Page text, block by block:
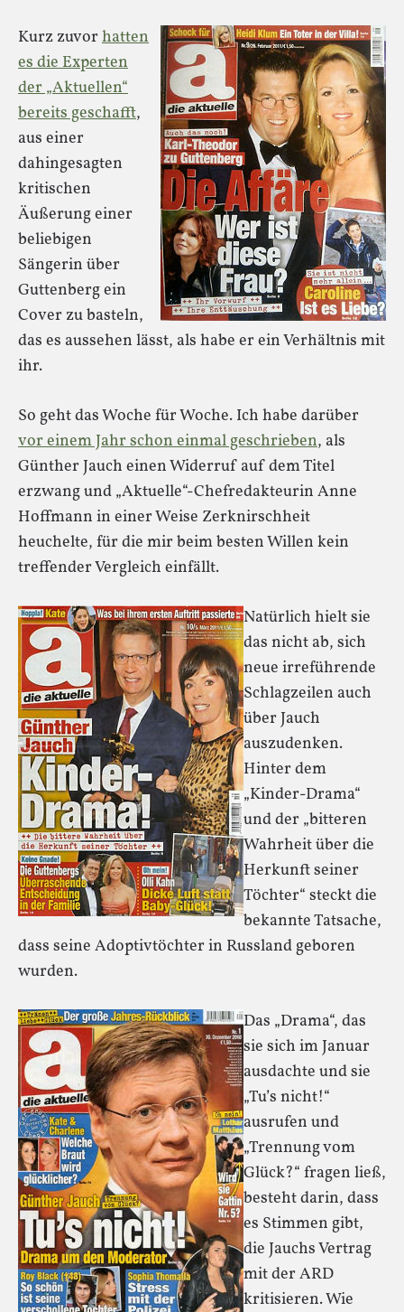
Kurz zuvor hatten
es die Experten
der „Aktuellen“
bereits geschafft,
aus einer
dahingesagten
kritischen
Äußerung einer
beliebigen
Sängerin über
Guttenberg ein
Cover zu basteln,
das es aussehen lässt, als habe er ein Verhältnis mit
ihr.
So geht das Woche für Woche. Ich habe darüber
vor einem Jahr schon einmal geschrieben, als
Günther Jauch einen Widerruf auf dem Titel
erzwang und „Aktuelle“-Chefredakteurin Anne
Hoffmann in einer Weise Zerknirschheit
heuchelte, für die mir beim besten Willen kein
treffender Vergleich einfällt.
Natürlich hielt sie
das nicht ab, sich
neue irreführende
Schlagzeilen auch
über Jauch
auszudenken.
Hinter dem
„Kinder-Drama“
und der „bitteren
Wahrheit über die
Herkunft seiner
Töchter“ steckt die
bekannte Tatsache,
dass seine Adoptivtöchter in Russland geboren
wurden.
Das „Drama“, das
sie sich im Januar
ausdachte und sie
„Tu’s nicht!“
ausrufen und
„Trennung vom
Glück?“ fragen ließ,
besteht darin, dass
es Stimmen gibt,
die Jauchs Vertrag
mit der ARD
kritisieren. Wie